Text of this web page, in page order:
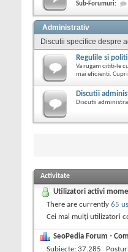
Sub-Forumuri:
Administrativ
Discutii specifice despre
Regulile si
Va rugam cititi-le
mai eficienti.
Discutii
Discutii
Activitate
Utilizatori activi
There are currently 65
Cei mai mulți utilizatori
SeoPedia Forum -
Subiecte 37.285